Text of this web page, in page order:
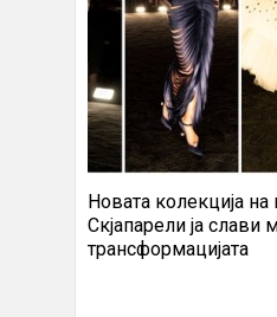
Новата колекција
Скјапарели ја слави
трансформацијата